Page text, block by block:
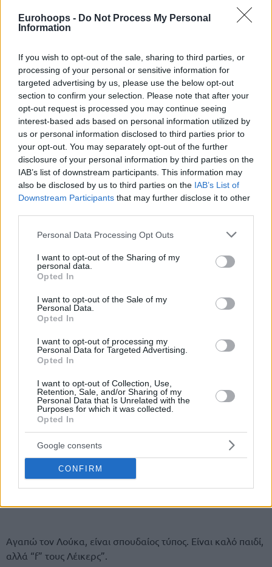
Eurohoops - Do Not Process My Personal
Information
If you wish to opt-out of the sale, sharing to third parties, or
processing of your personal or sensitive information for
targeted advertising by us, please use the below opt-out
section to confirm your selection. Please note that after your
opt-out request is processed you may continue seeing
interest-based ads based on personal information utilized by
us or personal information disclosed to third parties prior to
your opt-out. You may separately opt-out of the further
disclosure of your personal information by third parties on the
IAB’s list of downstream participants. This information may
also be disclosed by us to third parties on the IAB’s List of
Downstream Participants that may further disclose it to other
Please note that this website/app uses one or more Google
not limited to your visit or usage behaviour. You may click to
grant or deny consent to Google and its third-party tags to
use your data for below specified purposes in below Google
consent section.
Personal Data Processing Opt Outs
I want to opt-out of the Sharing of my
personal data.
Opted In
I want to opt-out of the Sale of my
Personal Data.
Opted In
I want to opt-out of processing my
Personal Data for Targeted Advertising.
Opted In
I want to opt-out of Collection, Use,
Retention, Sale, and/or Sharing of my
Personal Data that Is Unrelated with the
Purposes for which it was collected.
Opted In
Google consents
CONFIRM
Εκτός παρκέ αγαπώ τον Λούκα μέχρι θανάτου
, αλλά
εντός παρκέγ@μ#στε τον!
Προφανώς δεν θέλω να τον δω να χτυπάει ή οτιδήποτε
τέτοιο.
Εύχομαι, όμως, 0-82 στους Λέικερς!
Αγαπώ τον Λούκα, είναι σπουδαίος τύπος. Είναι καλό παιδί,
αλλά “f” τους Λέικερς”.